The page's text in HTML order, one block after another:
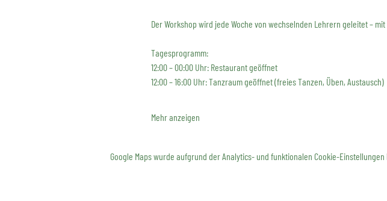
Der Workshop wird jede Woche von wechselnden Lehrern geleitet –
Tagesprogramm:
12:00 – 00:00 Uhr: Restaurant geöffnet
12:00 – 16:00 Uhr: Tanzraum geöffnet (freies Tanzen, Üben, Austausch)
Mehr anzeigen
Google Maps wurde aufgrund der Analytics- und funktionalen Cookie-Einstellungen